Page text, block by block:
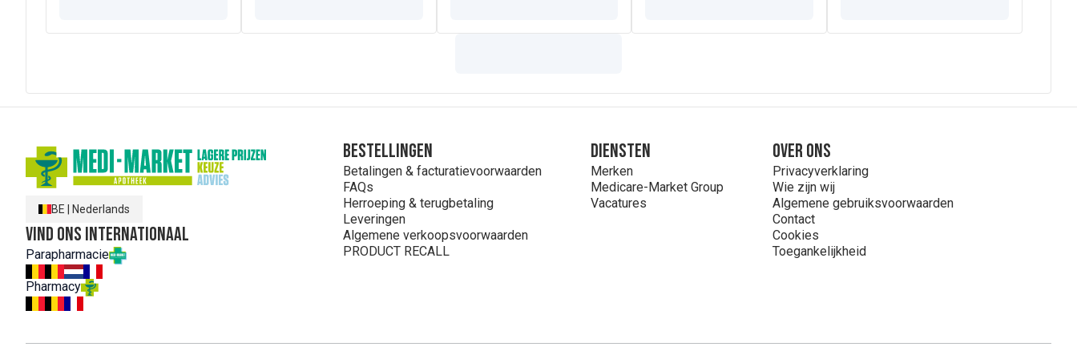
BE Nederlands
Vind ons internationaal
Parapharmacie
Pharmacy
Bestellingen
Betalingen & facturatievoorwaarden
FAQs
Herroeping & terugbetaling
Leveringen
Algemene verkoopsvoorwaarden
PRODUCT RECALL
Diensten
Merken
Medicare-Market Group
Vacatures
Over ons
Privacyverklaring
Wie zijn wij
Algemene gebruiksvoorwaarden
Contact
Cookies
Toegankelijkheid